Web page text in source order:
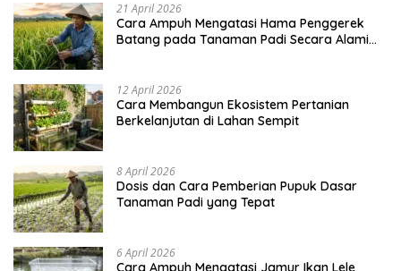
21 April 2026
Cara Ampuh Mengatasi Hama Penggerek
Batang pada Tanaman Padi Secara Alami
12 April 2026
Cara Membangun Ekosistem Pertanian
Berkelanjutan di Lahan Sempit
8 April 2026
Dosis dan Cara Pemberian Pupuk Dasar
Tanaman Padi yang Tepat
6 April 2026
Cara Ampuh Mengatasi Jamur Ikan Lele